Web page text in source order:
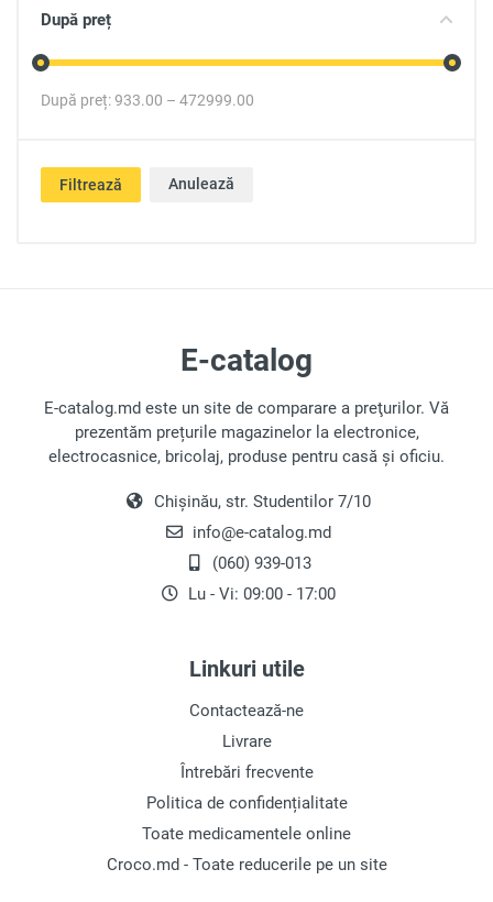
După preț
După preț:933.00 – 472999.00
Filtrează Anulează
E-catalog
E-catalog.md este un site de comparare a preţurilor. Vă
prezentăm prețurile magazinelor la electronice,
electrocasnice, bricolaj, produse pentru casă și oficiu.
Chișinău, str. Studentilor 7/10
info@e-catalog.md
(060) 939-013
Lu - Vi: 09:00 - 17:00
Linkuri utile
Contactează-ne
Livrare
Întrebări frecvente
Politica de confidențialitate
Toate medicamentele online
Croco.md - Toate reducerile pe un site